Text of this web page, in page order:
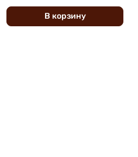
В корзину